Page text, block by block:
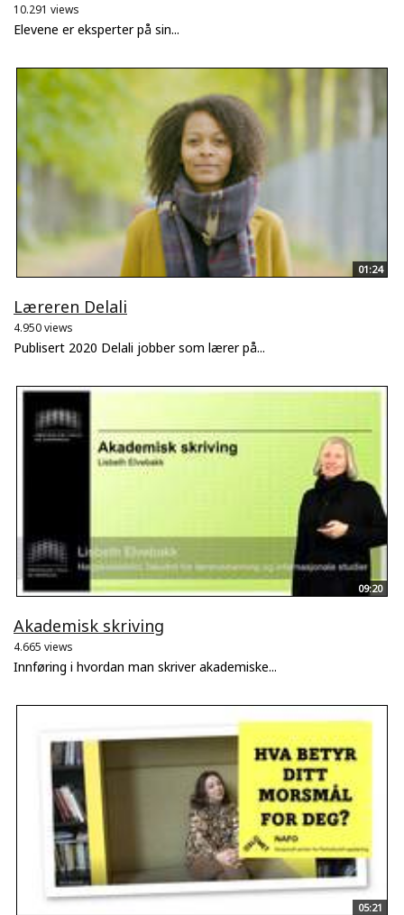
10.291 views
Elevene er eksperter på sin...
01:24
Læreren Delali
4.950 views
Publisert 2020 Delali jobber som lærer på...
09:20
Akademisk skriving
4.665 views
Innføring i hvordan man skriver akademiske...
05:21